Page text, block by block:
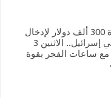
“تجارة بالدم والألم”العرجاني يفرض إتاوة 300 ألف دولار لإدخال
أدوية لغزة ويبيع الوقود بأضعاف سعره في إسرائيل.. الاثنين 3
مع ساعات الفجر بقوة